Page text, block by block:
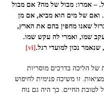
– אמרו: מבול של מה? אם מבול
ואם של מים הוא מביא, אם מן
שאנו מחפין בהם את הארץ,
שמו, ואמרי לה עקש שמו.
נכון למועדי רגל.[vi]
של הליכה בדרכים מוסריות
זו משיכה פנימית לחיפוש
לטובת החיים. כך היה גם נוח